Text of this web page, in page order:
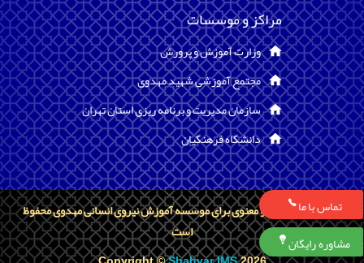
مراکز و موسسات
وزارت آموزش و پرورش
مجتمع آموزشی شهید مهدوی
سازمان مدیریت و برنامه ریزی استان تهران
دانشگاه فرهنگیان
تمامی حقوق مادی و معنوی برای موسسه آموزش نیروی انسانی مهدوی محفوظ
است
تماس با ما
مشاوره رایگان